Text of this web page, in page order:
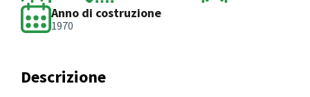
Anno di costruzione
1970
Descrizione